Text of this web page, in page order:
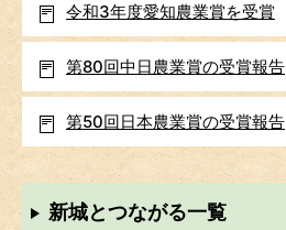
令和3年度愛知農業賞を受賞
第80回中日農業賞の受賞報告
第50回日本農業賞の受賞報告
新城とつながる一覧